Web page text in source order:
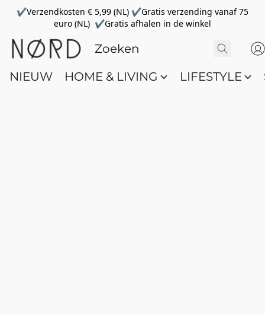
✔Verzendkosten € 5,99 (NL) ✔Gratis verzending vanaf 75
euro (NL) ✔Gratis afhalen in de winkel
NIEUW HOME & LIVING LIFESTYLE